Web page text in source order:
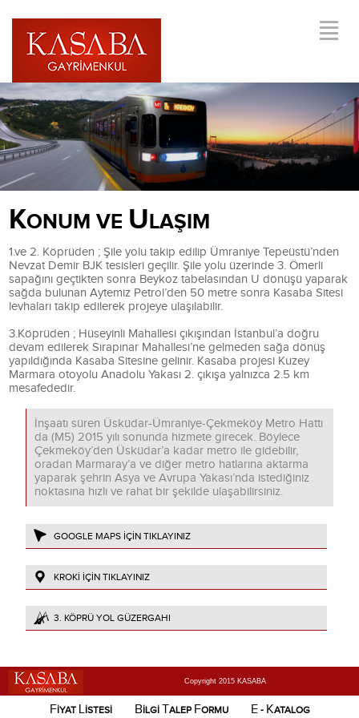
KONUM VE ULAŞIM
1.ve 2. Köprüden ; Şile yolu takip edilip Ümraniye Tepeüstü’nden
Nevzat Demir BJK tesisleri geçilir. Şile yolu üzerinde 3. Ömerli
sapağını geçtikten sonra Beykoz tabelasından U dönüşü yaparak
sağda bulunan Aytemiz Petrol’den 50 metre sonra Kasaba Sitesi
levhaları takip edilerek projeye ulaşılabilir.
3.Köprüden ; Hüseyinli Mahallesi çıkışından İstanbul’a doğru
devam edilerek Sırapınar Mahallesi’ne gelmeden sağa dönüş
yapıldığında Kasaba Sitesine gelinir. Kasaba projesi Kuzey
Marmara otoyolu Anadolu Yakası 2. çıkışa yalnızca 2.5 km
mesafededir.
İnşaatı süren Üsküdar-Ümraniye-Çekmeköy Metro Hattı
da (M5) 2015 yılı sonunda hizmete girecek. Böylece
Çekmeköy’den Üsküdar’a kadar metro ile gidebilir,
oradan Marmaray’a ve diğer metro hatlarına aktarma
yaparak şehrin Asya ve Avrupa Yakası’nda istediğiniz
noktasına hızlı ve rahat bir şekilde ulaşabilirsiniz.
GOOGLE MAPS İÇİN TIKLAYINIZ
KROKİ İÇİN TIKLAYINIZ
3. KÖPRÜ YOL GÜZERGAHI
Copyright 2015 KASABA
FİYAT LİSTESİ BİLGİ TALEP FORMU E- KATALOG